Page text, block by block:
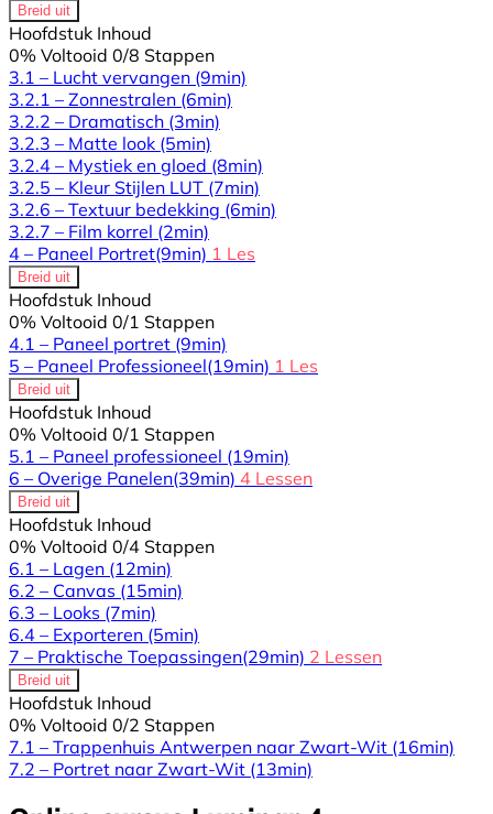
Breid uit
Hoofdstuk Inhoud
0% Voltooid 0/8 Stappen
3.1 – Lucht vervangen (9min)
3.2.1 – Zonnestralen (6min)
3.2.2 – Dramatisch (3min)
3.2.3 – Matte look (5min)
3.2.4 – Mystiek en gloed (8min)
3.2.5 – Kleur Stijlen LUT (7min)
3.2.6 – Textuur bedekking (6min)
3.2.7 – Film korrel (2min)
4 – Paneel Portret(9min) 1 Les
Breid uit
Hoofdstuk Inhoud
0% Voltooid 0/1 Stappen
4.1 – Paneel portret (9min)
5 – Paneel Professioneel(19min) 1 Les
Breid uit
Hoofdstuk Inhoud
0% Voltooid 0/1 Stappen
5.1 – Paneel professioneel (19min)
6 – Overige Panelen(39min) 4 Lessen
Breid uit
Hoofdstuk Inhoud
0% Voltooid 0/4 Stappen
6.1 – Lagen (12min)
6.2 – Canvas (15min)
6.3 – Looks (7min)
6.4 – Exporteren (5min)
7 – Praktische Toepassingen(29min) 2 Lessen
Breid uit
Hoofdstuk Inhoud
0% Voltooid 0/2 Stappen
7.1 – Trappenhuis Antwerpen naar Zwart-Wit (16min)
7.2 – Portret naar Zwart-Wit (13min)